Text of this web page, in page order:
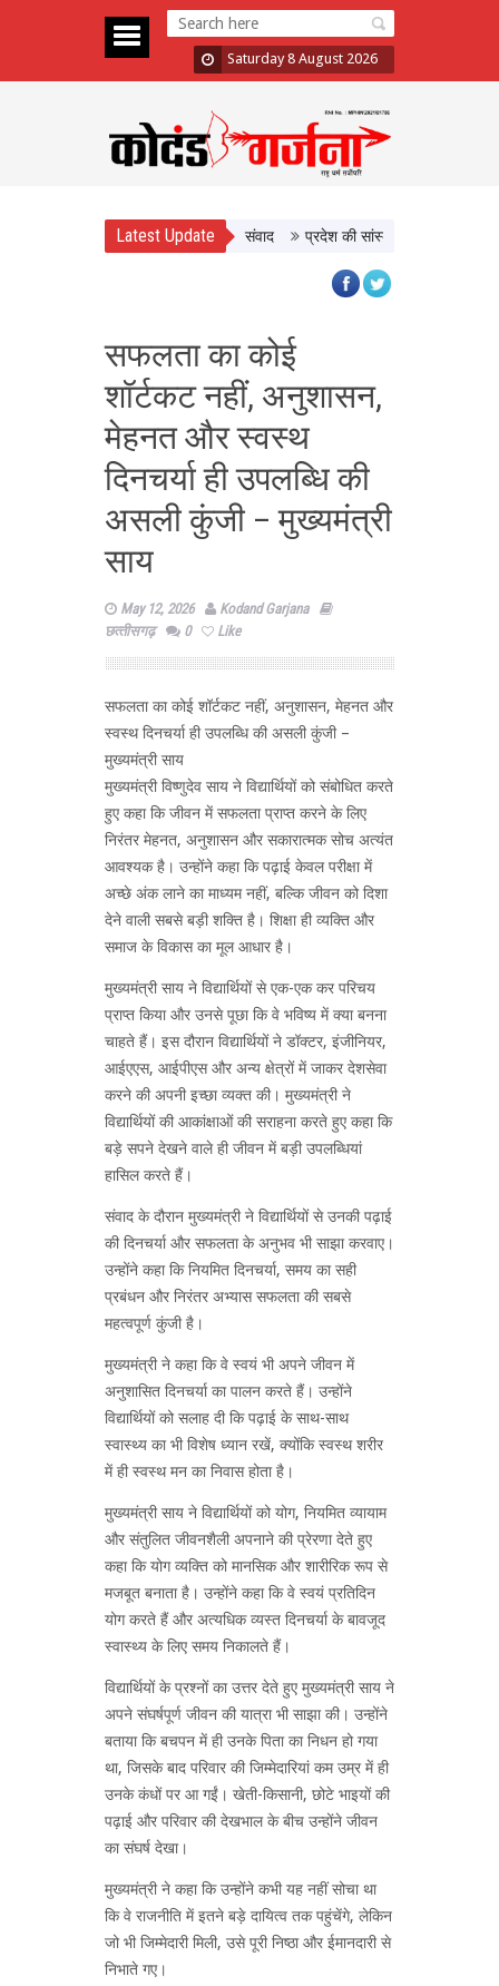
Saturday 8 August 2026
Latest Update
डॉ. यादव ने किसानों से किया सीधा संवाद प्रदेश की सांस्कृतिक विरासत और जैव
सफलता का कोई
शॉर्टकट नहीं, अनुशासन,
मेहनत और स्वस्थ
दिनचर्या ही उपलब्धि की
असली कुंजी – मुख्यमंत्री
साय
May 12, 2026
Kodand Garjana
छत्‍तीसगढ़
0 Like
सफलता का कोई शॉर्टकट नहीं, अनुशासन, मेहनत और
स्वस्थ दिनचर्या ही उपलब्धि की असली कुंजी –
मुख्यमंत्री साय
मुख्यमंत्री विष्णुदेव साय ने विद्यार्थियों को संबोधित करते
हुए कहा कि जीवन में सफलता प्राप्त करने के लिए
निरंतर मेहनत, अनुशासन और सकारात्मक सोच अत्यंत
आवश्यक है। उन्होंने कहा कि पढ़ाई केवल परीक्षा में
अच्छे अंक लाने का माध्यम नहीं, बल्कि जीवन को दिशा
देने वाली सबसे बड़ी शक्ति है। शिक्षा ही व्यक्ति और
समाज के विकास का मूल आधार है।
मुख्यमंत्री साय ने विद्यार्थियों से एक-एक कर परिचय
प्राप्त किया और उनसे पूछा कि वे भविष्य में क्या बनना
चाहते हैं। इस दौरान विद्यार्थियों ने डॉक्टर, इंजीनियर,
आईएएस, आईपीएस और अन्य क्षेत्रों में जाकर देशसेवा
करने की अपनी इच्छा व्यक्त की। मुख्यमंत्री ने
विद्यार्थियों की आकांक्षाओं की सराहना करते हुए कहा कि
बड़े सपने देखने वाले ही जीवन में बड़ी उपलब्धियां
हासिल करते हैं।
संवाद के दौरान मुख्यमंत्री ने विद्यार्थियों से उनकी पढ़ाई
की दिनचर्या और सफलता के अनुभव भी साझा करवाए।
उन्होंने कहा कि नियमित दिनचर्या, समय का सही
प्रबंधन और निरंतर अभ्यास सफलता की सबसे
महत्वपूर्ण कुंजी है।
मुख्यमंत्री ने कहा कि वे स्वयं भी अपने जीवन में
अनुशासित दिनचर्या का पालन करते हैं। उन्होंने
विद्यार्थियों को सलाह दी कि पढ़ाई के साथ-साथ
स्वास्थ्य का भी विशेष ध्यान रखें, क्योंकि स्वस्थ शरीर
में ही स्वस्थ मन का निवास होता है।
मुख्यमंत्री साय ने विद्यार्थियों को योग, नियमित व्यायाम
और संतुलित जीवनशैली अपनाने की प्रेरणा देते हुए
कहा कि योग व्यक्ति को मानसिक और शारीरिक रूप से
मजबूत बनाता है। उन्होंने कहा कि वे स्वयं प्रतिदिन
योग करते हैं और अत्यधिक व्यस्त दिनचर्या के बावजूद
स्वास्थ्य के लिए समय निकालते हैं।
विद्यार्थियों के प्रश्नों का उत्तर देते हुए मुख्यमंत्री साय ने
अपने संघर्षपूर्ण जीवन की यात्रा भी साझा की। उन्होंने
बताया कि बचपन में ही उनके पिता का निधन हो गया
था, जिसके बाद परिवार की जिम्मेदारियां कम उम्र में ही
उनके कंधों पर आ गईं। खेती-किसानी, छोटे भाइयों की
पढ़ाई और परिवार की देखभाल के बीच उन्होंने जीवन
का संघर्ष देखा।
मुख्यमंत्री ने कहा कि उन्होंने कभी यह नहीं सोचा था
कि वे राजनीति में इतने बड़े दायित्व तक पहुंचेंगे, लेकिन
जो भी जिम्मेदारी मिली, उसे पूरी निष्ठा और ईमानदारी से
निभाते गए।